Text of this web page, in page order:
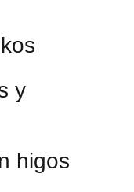
y
higos